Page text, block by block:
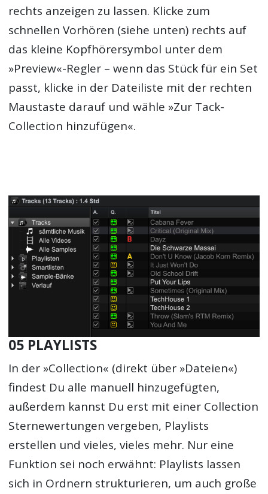
rechts anzeigen zu lassen. Klicke zum
schnellen Vorhören (siehe unten) rechts auf
das kleine Kopfhörersymbol unter dem
»Preview«-Regler – wenn das Stück für ein Set
passt, klicke in der Dateiliste mit der rechten
Maustaste darauf und wähle »Zur Tack-
Collection hinzufügen«.
05 PLAYLISTS
In der »Collection« (direkt über »Dateien«)
findest Du alle manuell hinzugefügten,
außerdem kannst Du erst mit einer Collection
Sternewertungen vergeben, Playlists
erstellen und vieles, vieles mehr. Nur eine
Funktion sei noch erwähnt: Playlists lassen
sich in Ordnern strukturieren, um auch große